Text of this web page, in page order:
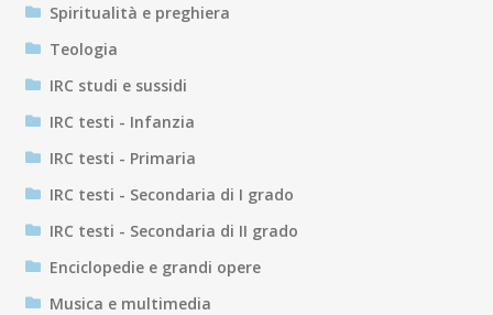
Spiritualità e preghiera
Teologia
IRC studi e sussidi
IRC testi - Infanzia
IRC testi - Primaria
IRC testi - Secondaria di I grado
IRC testi - Secondaria di II grado
Enciclopedie e grandi opere
Musica e multimedia